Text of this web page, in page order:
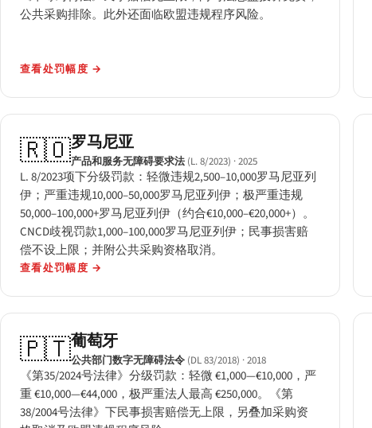
公共采购排除。此外还面临欧盟违规程序风险。
查看处罚幅度 →
🇷🇴罗马尼亚
产品和服务无障碍要求法 (L. 8/2023) · 2025
L. 8/2023项下分级罚款：轻微违规2,500–10,000罗马尼亚列
伊；严重违规10,000–50,000罗马尼亚列伊；极严重违规
50,000–100,000+罗马尼亚列伊（约合€10,000–€20,000+）。
CNCD歧视罚款1,000–100,000罗马尼亚列伊；民事损害赔
偿不设上限；并附公共采购资格取消。
查看处罚幅度 →
🇵🇹葡萄牙
公共部门数字无障碍法令 (DL 83/2018) · 2018
《第35/2024号法律》分级罚款：轻微 €1,000—€10,000，严
重 €10,000—€44,000，极严重法人最高 €250,000。《第
38/2004号法律》下民事损害赔偿无上限，另叠加采购资